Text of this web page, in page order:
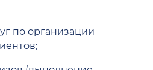
по организации